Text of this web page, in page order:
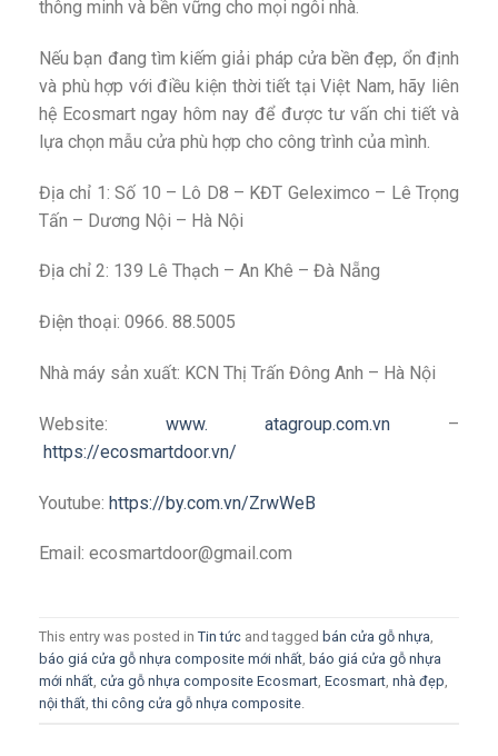
thông minh và bền vững cho mọi ngôi nhà.
Nếu bạn đang tìm kiếm giải pháp cửa bền đẹp, ổn định
và phù hợp với điều kiện thời tiết tại Việt Nam, hãy liên
hệ Ecosmart ngay hôm nay để được tư vấn chi tiết và
lựa chọn mẫu cửa phù hợp cho công trình của mình.
Địa chỉ 1: Số 10 – Lô D8 – KĐT Geleximco – Lê Trọng
Tấn – Dương Nội – Hà Nội
Địa chỉ 2: 139 Lê Thạch – An Khê – Đà Nẵng
Điện thoại: 0966. 88.5005
Nhà máy sản xuất: KCN Thị Trấn Đông Anh – Hà Nội
Website: www. atagroup.com.vn –
https://ecosmartdoor.vn/
Youtube: https://by.com.vn/ZrwWeB
Email: ecosmartdoor@gmail.com
This entry was posted in Tin tức and tagged bán cửa gỗ nhựa
báo giá cửa gỗ nhựa composite mới nhất báo giá cửa gỗ nhựa
mới nhất cửa gỗ nhựa composite Ecosmart Ecosmart nhà đẹp
nội thất ,thi công cửa gỗ nhựa composite